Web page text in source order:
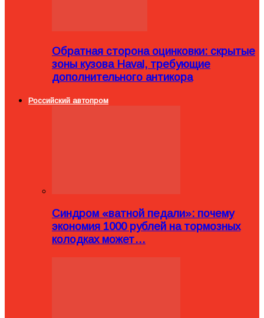
Обратная сторона оцинковки: скрытые
зоны кузова Haval, требующие
дополнительного антикора
Российский автопром
Синдром «ватной педали»: почему
экономия 1000 рублей на тормозных
колодках может…